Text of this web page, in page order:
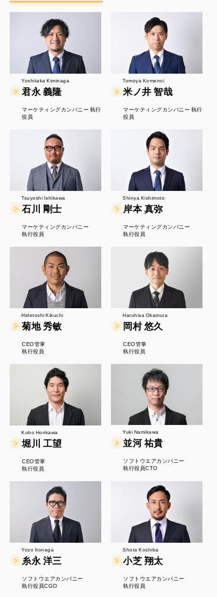
Yoshitaka Kiminaga
君永 義隆
マーケティングカンパニー 執行
役員
Tomoya Komenoi
米ノ井 智哉
マーケティングカンパニー 執行
役員
Tsuyoshi Ishikawa
石川 剛士
マーケティングカンパニー
執行役員
Shinya Kishimoto
岸本 真弥
マーケティングカンパニー
執行役員
Hidetoshi Kikuchi
菊地 秀敏
CEO管掌
執行役員
Haruhisa Okamura
岡村 悠久
CEO管掌
執行役員
Kobo Horikawa
堀川 工望
CEO管掌
執行役員
Yuki Namikawa
並河 祐貴
ソフトウエアカンパニー
執行役員CTO
Yozo Itonaga
糸永 洋三
ソフトウエアカンパニー
執行役員CGO
Shota Koshiba
小芝 翔太
ソフトウエアカンパニー
執行役員